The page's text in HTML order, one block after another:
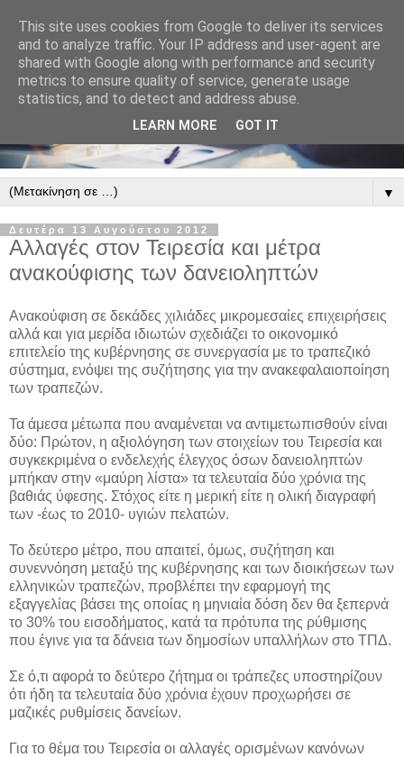
▼
Δευτέρα 13 Αυγούστου 2012
Αλλαγές στον Τειρεσία και μέτρα
ανακούφισης των δανειοληπτών
Ανακούφιση σε δεκάδες χιλιάδες μικρομεσαίες επιχειρήσεις
αλλά και για μερίδα ιδιωτών σχεδιάζει το οικονομικό
επιτελείο της κυβέρνησης σε συνεργασία με το τραπεζικό
σύστημα, ενόψει της συζήτησης για την ανακεφαλαιοποίηση
των τραπεζών.
Τα άμεσα μέτωπα που αναμένεται να αντιμετωπισθούν είναι
δύο: Πρώτον, η αξιολόγηση των στοιχείων του Τειρεσία και
συγκεκριμένα ο ενδελεχής έλεγχος όσων δανειοληπτών
μπήκαν στην «μαύρη λίστα» τα τελευταία δύο χρόνια της
βαθιάς ύφεσης. Στόχος είτε η μερική είτε η ολική διαγραφή
των -έως το 2010- υγιών πελατών.
Το δεύτερο μέτρο, που απαιτεί, όμως, συζήτηση και
συνεννόηση μεταξύ της κυβέρνησης και των διοικήσεων των
ελληνικών τραπεζών, προβλέπει την εφαρμογή της
εξαγγελίας βάσει της οποίας η μηνιαία δόση δεν θα ξεπερνά
το 30% του εισοδήματος, κατά τα πρότυπα της ρύθμισης
που έγινε για τα δάνεια των δημοσίων υπαλλήλων στο ΤΠΔ.
Σε ό,τι αφορά το δεύτερο ζήτημα οι τράπεζες υποστηρίζουν
ότι ήδη τα τελευταία δύο χρόνια έχουν προχωρήσει σε
μαζικές ρυθμίσεις δανείων.
Για το θέμα του Τειρεσία οι αλλαγές ορισμένων κανόνων
This site uses cookies from Google to deliver its services
and to analyze traffic. Your IP address and user-agent are
shared with Google along with performance and security
metrics to ensure quality of service, generate usage
statistics, and to detect and address abuse.
LEARN MORE GOT IT